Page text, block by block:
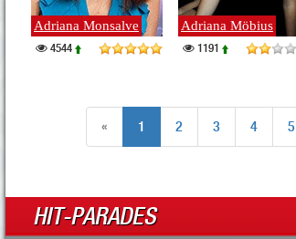
Adriana Monsalve
4544
Adriana Möbius
1191
« 1 2 3 4 5
HIT-PARADES